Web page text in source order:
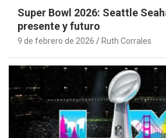
Super Bowl 2026: Seattle
presente y futuro
9 de febrero de 2026 Ruth Corrales